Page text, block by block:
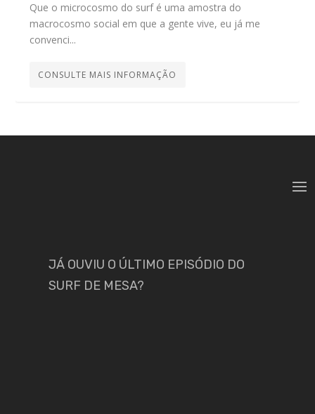
Que o microcosmo do surf é uma amostra do
macrocosmo social em que a gente vive, eu já me
convenci...
CONSULTE MAIS INFORMAÇÃO
JÁ OUVIU O ÚLTIMO EPISÓDIO DO
SURF DE MESA?